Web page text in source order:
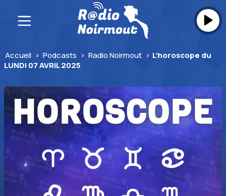
Accueil > Podcasts > Radio Noirmout > L’horoscope du
LUNDI 07 AVRIL 2025